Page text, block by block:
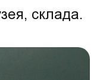
склада.